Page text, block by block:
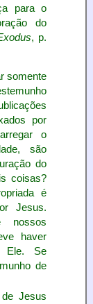
para o
do
, p.
somente
por
o
são
do
coisas?
é
Jesus.
nossos
haver
Ele. Se
de
Jesus